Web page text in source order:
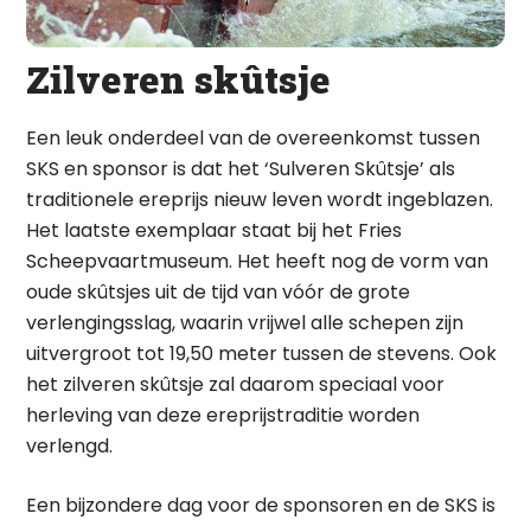
Zilveren skûtsje
Een leuk onderdeel van de overeenkomst tussen
SKS en sponsor is dat het ‘Sulveren Skûtsje’ als
traditionele ereprijs nieuw leven wordt ingeblazen.
Het laatste exemplaar staat bij het Fries
Scheepvaartmuseum. Het heeft nog de vorm van
oude skûtsjes uit de tijd van vóór de grote
verlengingsslag, waarin vrijwel alle schepen zijn
uitvergroot tot 19,50 meter tussen de stevens. Ook
het zilveren skûtsje zal daarom speciaal voor
herleving van deze ereprijstraditie worden
verlengd.
Een bijzondere dag voor de sponsoren en de SKS is